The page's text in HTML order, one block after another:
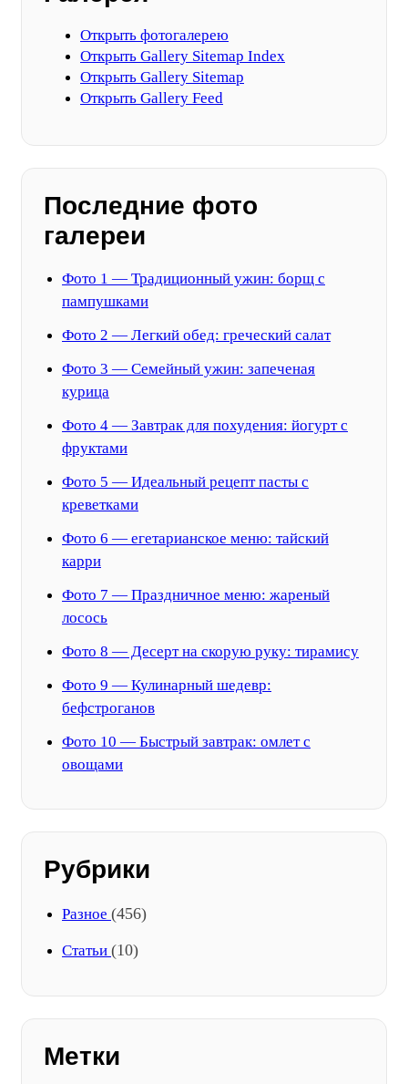
Открыть фотогалерею
Открыть Gallery Sitemap Index
Открыть Gallery Sitemap
Открыть Gallery Feed
Последние фото
галереи
Фото 1 — Традиционный ужин: борщ с
пампушками
Фото 2 — Легкий обед: греческий салат
Фото 3 — Семейный ужин: запеченая
курица
Фото 4 — Завтрак для похудения: йогурт с
фруктами
Фото 5 — Идеальный рецепт пасты с
креветками
Фото 6 — егетарианское меню: тайский
карри
Фото 7 — Праздничное меню: жареный
лосось
Фото 8 — Десерт на скорую руку: тирамису
Фото 9 — Кулинарный шедевр:
бефстроганов
Фото 10 — Быстрый завтрак: омлет с
овощами
Рубрики
Разное (456)
Статьи (10)
Метки